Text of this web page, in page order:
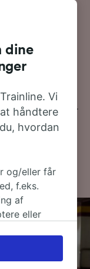
Monterosso til
vores
sammenligne
videre om
billige billetter
de første og
Lav en
dine
Vi
håndtere
hvordan
og/eller får
f.eks.
af
eller
hvor
helst på